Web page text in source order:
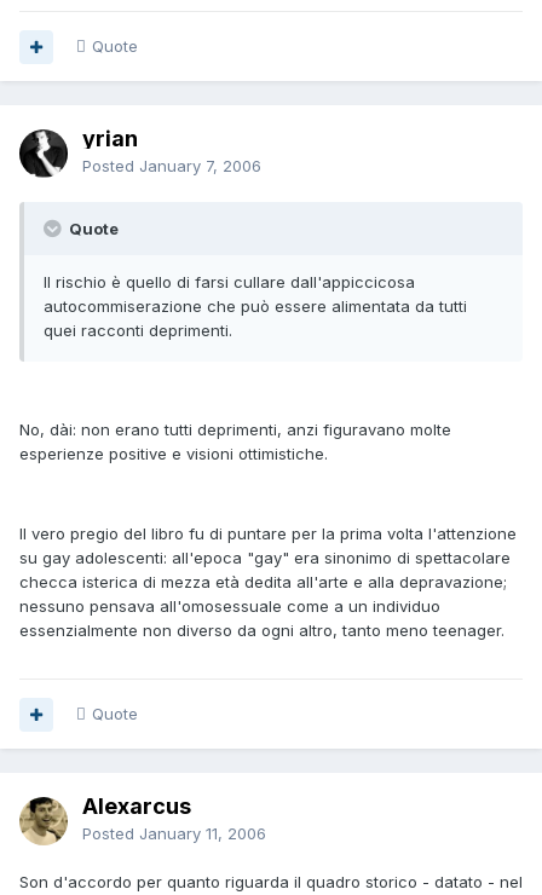
Quote
yrian
Posted January 7, 2006
Quote
Il rischio è quello di farsi cullare dall'appiccicosa
autocommiserazione che può essere alimentata da tutti
quei racconti deprimenti.
No, dài: non erano tutti deprimenti, anzi figuravano molte
esperienze positive e visioni ottimistiche.
Il vero pregio del libro fu di puntare per la prima volta l'attenzione
su gay adolescenti: all'epoca "gay" era sinonimo di spettacolare
checca isterica di mezza età dedita all'arte e alla depravazione;
nessuno pensava all'omosessuale come a un individuo
essenzialmente non diverso da ogni altro, tanto meno teenager.
Quote
Alexarcus
Posted January 11, 2006
Son d'accordo per quanto riguarda il quadro storico - datato - nel